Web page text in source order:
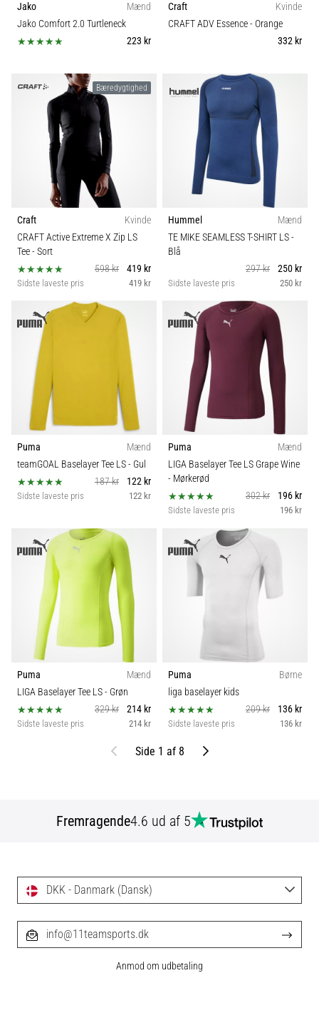
Jako
Mænd
Jako Comfort 2.0 Turtleneck
223 kr
Craft
Kvinde
CRAFT ADV Essence- Orange
332 kr
Bæredygtighed
Craft
Kvinde
CRAFT Active Extreme X Zip LS
Tee- Sort
598 kr
419 kr
Sidste laveste pris 419 kr
Hummel
Mænd
TE MIKE SEAMLESS T-SHIRT LS-
Blå
297 kr
250 kr
Sidste laveste pris 250 kr
Puma
Mænd
teamGOAL Baselayer Tee LS- Gul
187 kr
122 kr
Sidste laveste pris 122 kr
Puma
Mænd
LIGA Baselayer Tee LS Grape Wine
- Mørkerød
302 kr
196 kr
Sidste laveste pris 196 kr
Puma
Mænd
LIGA Baselayer Tee LS- Grøn
329 kr
214 kr
Sidste laveste pris 214 kr
Puma
Børne
liga baselayer kids
209 kr
136 kr
Sidste laveste pris 136 kr
TidligereSide 1 af 8 Næste
Fremragende4.6 ud af 5
DKK - Danmark (Dansk)
info@11teamsports.dk
Anmod om udbetaling